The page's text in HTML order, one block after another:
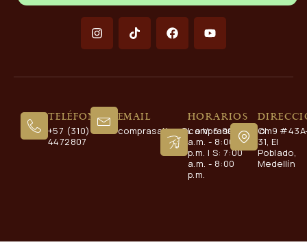
Teléfono
+57 (310)
4472807
Email
comprasaltos@comprasaltos.com
Horarios
L a V: 6:00
a.m. - 8:00
p.m. | S: 7:00
a.m. - 8:00
p.m.
Cl. 9
31, El
Poblado,
Medellín